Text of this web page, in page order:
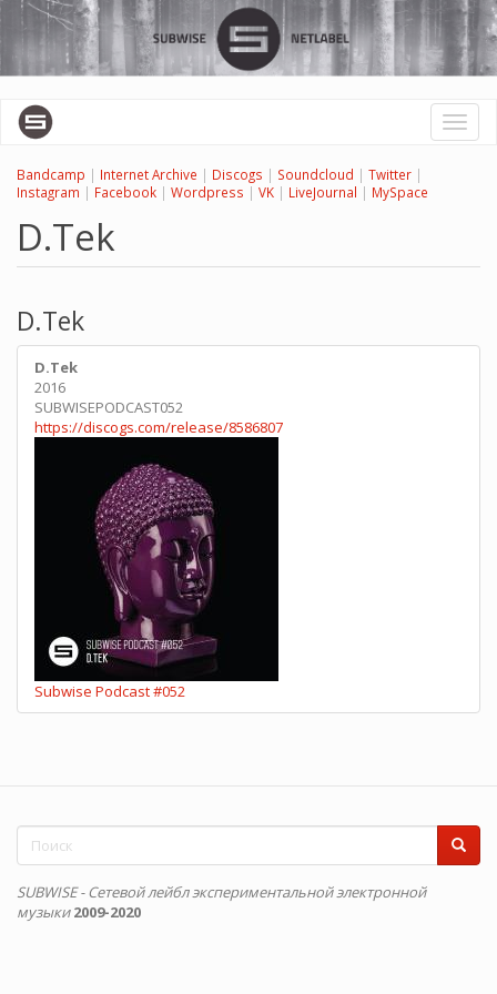
Перейти
основному
содержанию
Toggle
Bandcamp | Internet Archive | Discogs | Soundcloud | Twitter |
Instagram | Facebook | Wordpress | VK | LiveJournal | MySpace
D.Tek
D.Tek
D.Tek
2016
SUBWISEPODCAST052
https://discogs.com/release/8586807
Subwise Podcast #052
Форма
поиска
SUBWISE - Сетевой лейбл экспериментальной электронной
музыки 2009-2020